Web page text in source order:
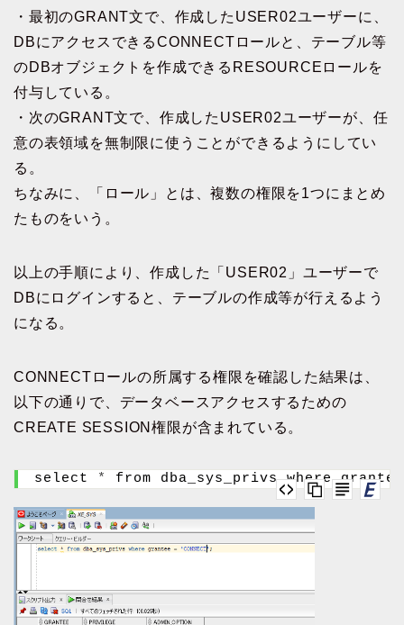
・最初のGRANT文で、作成したUSER02ユーザーに、
DBにアクセスできるCONNECTロールと、テーブル等
のDBオブジェクトを作成できるRESOURCEロールを
付与している。
・次のGRANT文で、作成したUSER02ユーザーが、任
意の表領域を無制限に使うことができるようにしてい
る。
ちなみに、「ロール」とは、複数の権限を1つにまとめ
たものをいう。
以上の手順により、作成した「USER02」ユーザーで
DBにログインすると、テーブルの作成等が行えるよう
になる。
CONNECTロールの所属する権限を確認した結果は、
以下の通りで、データベースアクセスするための
CREATE SESSION権限が含まれている。
select * from dba_sys_privs where